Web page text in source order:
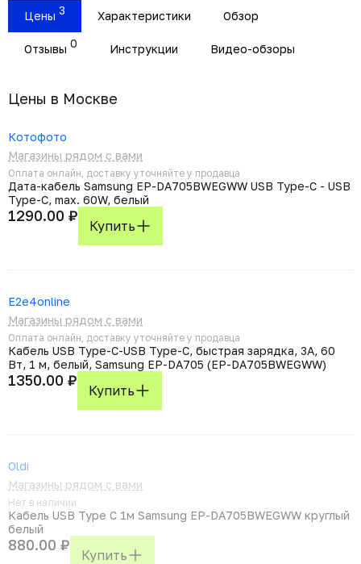
Цены 3 Характеристики Обзор
Отзывы 0 Инструкции Видео-обзоры
Цены в Москвe
Котофото
Магазины рядом с вами
Оплата онлайн, доставку уточняйте у продавца
Дата-кабель Samsung EP-DA705BWEGWW USB Type-C - USB
Type-C, max. 60W, белый
1290.00 ₽
Купить
E2e4online
Магазины рядом с вами
Оплата онлайн, доставку уточняйте у продавца
Кабель USB Type-C-USB Type-C, быстрая зарядка, 3А, 60
Вт, 1 м, белый, Samsung EP-DA705 (EP-DA705BWEGWW)
1350.00 ₽
Купить
Oldi
Магазины рядом с вами
Нет в наличии
Кабель USB Type C 1м Samsung EP-DA705BWEGWW круглый
белый
880.00 ₽
Купить